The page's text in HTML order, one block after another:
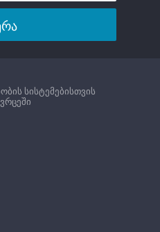
სისტემებისთვის